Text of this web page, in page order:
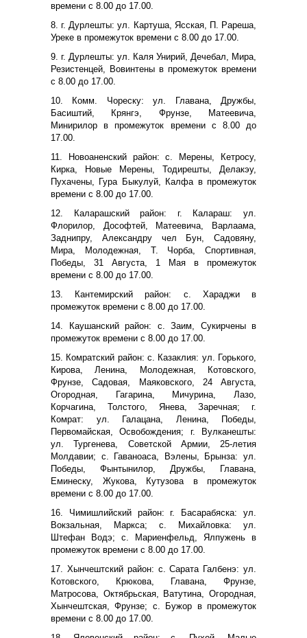
времени с 8.00 до 17.00.
8. г. Дурлешты: ул. Картуша, Ясская, П. Рареша,
Уреке в промежуток времени с 8.00 до 17.00.
9. г. Дурлешты: ул. Каля Унирий, Дечебал, Мира,
Резистенцей, Вовинтены в промежуток времени
с 8.00 до 17.00.
10. Комм. Чореску: ул. Главана, Дружбы,
Басиштий, Крянгэ, Фрунзе, Матеевича,
Минирилор в промежуток времени с 8.00 до
17.00.
11. Новоаненский район: с. Мерены, Кетросу,
Кирка, Новые Мерены, Тодирешты, Делакэу,
Пухачены, Гура Быкулуй, Калфа в промежуток
времени с 8.00 до 17.00.
12. Каларашский район: г. Калараш: ул.
Флорилор, Дософтей, Матеевича, Варлаама,
Заднипру, Александру чел Бун, Садовяну,
Мира, Молодежная, Т. Чорба, Спортивная,
Победы, 31 Августа, 1 Мая в промежуток
времени с 8.00 до 17.00.
13. Кантемирский район: с. Хараджи в
промежуток времени с 8.00 до 17.00.
14. Каушанский район: с. Заим, Сукирчены в
промежуток времени с 8.00 до 17.00.
15. Комратский район: с. Казаклия: ул. Горького,
Кирова, Ленина, Молодежная, Котовского,
Фрунзе, Садовая, Маяковского, 24 Августа,
Огородная, Гагарина, Мичурина, Лазо,
Корчагина, Толстого, Янева, Заречная; г.
Комрат: ул. Галацана, Ленина, Победы,
Первомайская, Освобождения; г. Вулканешты:
ул. Тургенева, Советской Армии, 25-летия
Молдавии; с. Гаваноаса, Вэлены, Брынза: ул.
Победы, Фынтынилор, Дружбы, Главана,
Еминеску, Жукова, Кутузова в промежуток
времени с 8.00 до 17.00.
16. Чимишлийский район: г. Басарабяска: ул.
Вокзальная, Маркса; с. Михайловка: ул.
Штефан Водэ; с. Мариенфельд, Ялпужень в
промежуток времени с 8.00 до 17.00.
17. Хынчештский район: с. Сарата Галбенэ: ул.
Котовского, Крюкова, Главана, Фрунзе,
Матросова, Октябрьская, Ватутина, Огородная,
Хынчештская, Фрунзе; с. Бужор в промежуток
времени с 8.00 до 17.00.